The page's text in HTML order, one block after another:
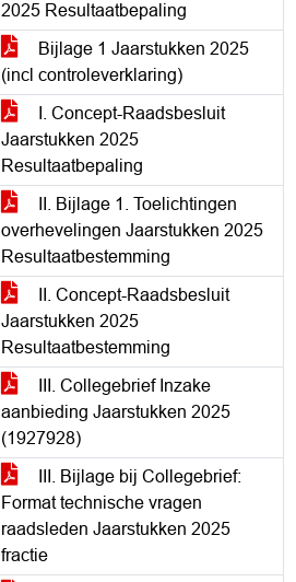
2025 Resultaatbepaling
Bijlage 1 Jaarstukken 2025
(incl controleverklaring)
I. Concept-Raadsbesluit
Jaarstukken 2025
Resultaatbepaling
II. Bijlage 1. Toelichtingen
overhevelingen Jaarstukken 2025
Resultaatbestemming
II. Concept-Raadsbesluit
Jaarstukken 2025
Resultaatbestemming
III. Collegebrief Inzake
aanbieding Jaarstukken 2025
(1927928)
III. Bijlage bij Collegebrief:
Format technische vragen
raadsleden Jaarstukken 2025
fractie